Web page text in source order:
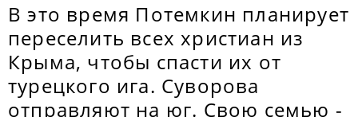
В это время Потемкин планирует
переселить всех христиан из
Крыма, чтобы спасти их от
турецкого ига. Суворова
отправляют на юг. Свою семью -